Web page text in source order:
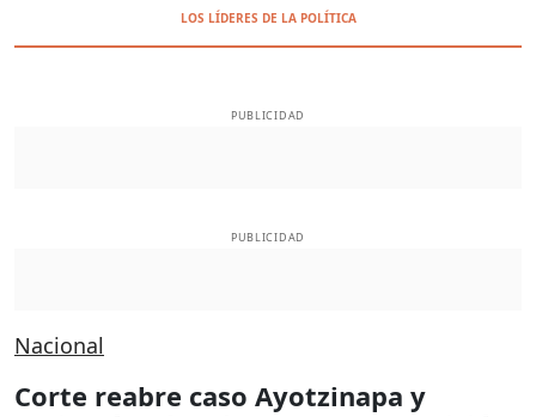
LOS LÍDERES DE LA POLÍTICA
PUBLICIDAD
PUBLICIDAD
Nacional
Corte reabre caso Ayotzinapa y